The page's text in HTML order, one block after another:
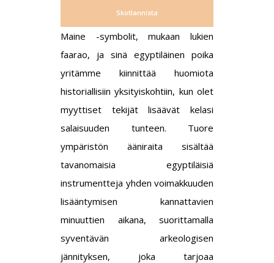
Skotlannista
Maine -symbolit, mukaan lukien
faarao, ja sinä egyptiläinen poika
yritämme kiinnittää huomiota
historiallisiin yksityiskohtiin, kun olet
myyttiset tekijät lisäävät kelasi
salaisuuden tunteen. Tuore
ympäristön ääniraita sisältää
tavanomaisia egyptiläisiä
instrumentteja yhden voimakkuuden
lisääntymisen kannattavien
minuuttien aikana, suorittamalla
syventävän arkeologisen
jännityksen, joka tarjoaa